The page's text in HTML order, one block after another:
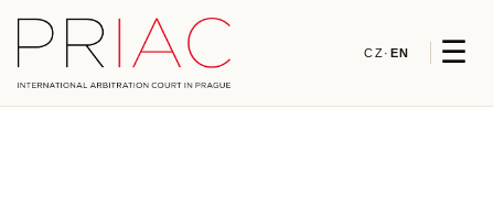
CZ· EN ☰